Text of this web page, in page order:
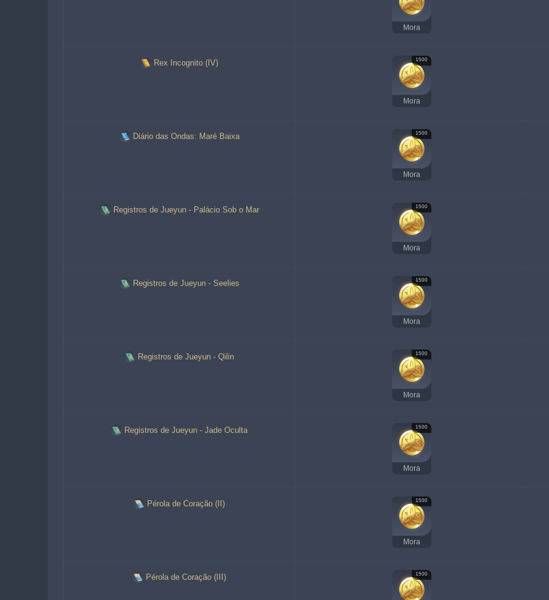
Mora
Rex Incognito (IV) 1500
Mora
Diário das Ondas: Maré Baixa 1500
Mora
Registros de Jueyun - Palácio Sob o Mar 1500
Mora
Registros de Jueyun - Seelies 1500
Mora
Registros de Jueyun - Qilin 1500
Mora
Registros de Jueyun - Jade Oculta 1500
Mora
Pérola de Coração (II) 1500
Mora
Pérola de Coração (III) 1500